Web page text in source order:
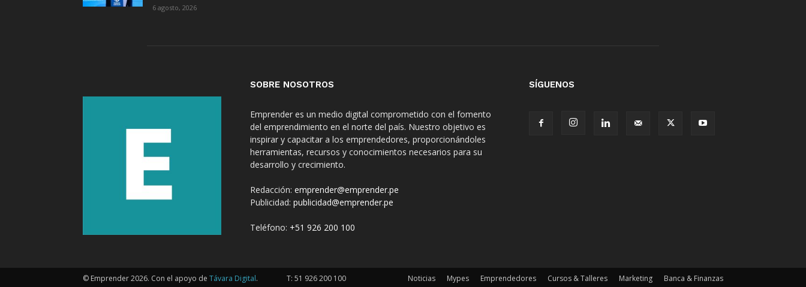
6 agosto, 2026
SOBRE NOSOTROS
Emprender es un medio digital comprometido con el fomento
del emprendimiento en el norte del país. Nuestro objetivo es
inspirar y capacitar a los emprendedores, proporcionándoles
herramientas, recursos y conocimientos necesarios para su
desarrollo y crecimiento.
Redacción: emprender@emprender.pe
Publicidad: publicidad@emprender.pe
Teléfono: +51 926 200 100
SÍGUENOS
Noticias Mypes Emprendedores Cursos & Talleres Marketing Banca & Finanzas
© Emprender 2026. Con el apoyo de Távara Digital. T: 51 926 200 100